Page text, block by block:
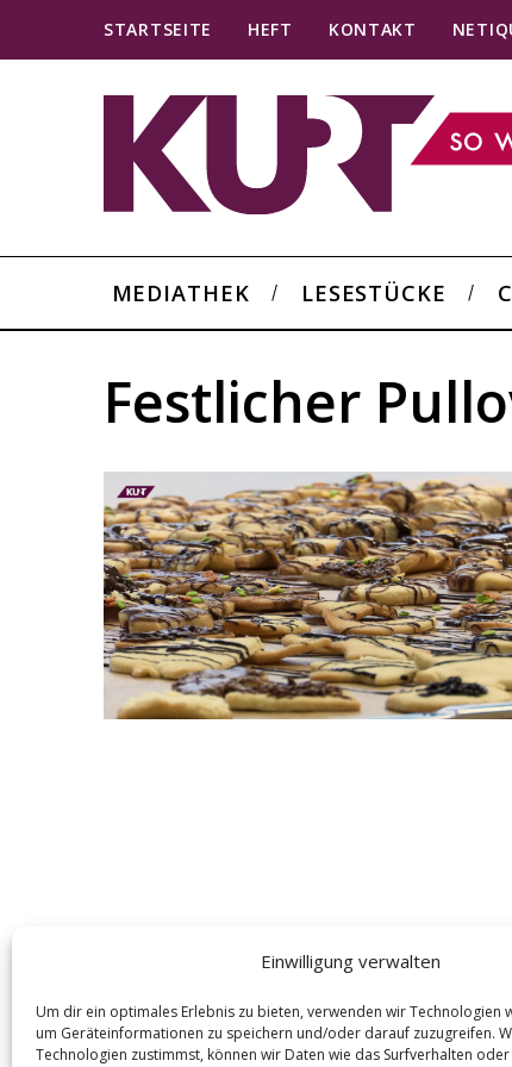
Einwilligung verwalten
Um dir ein optimales Erlebnis zu bieten, verwenden wir Technologien
um Geräteinformationen zu speichern und/oder darauf zuzugreifen.
Technologien zustimmst, können wir Daten wie das Surfverhalten
STARTSEITE HEFT KONTAKT
MEDIATHEK LESESTÜCKE
Festlicher
S
e
a
r
c
h
f